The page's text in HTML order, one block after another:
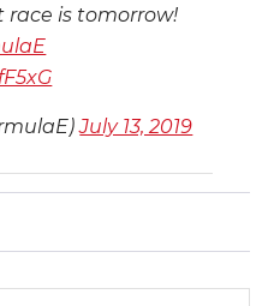
race is tomorrow!
July 13, 2019